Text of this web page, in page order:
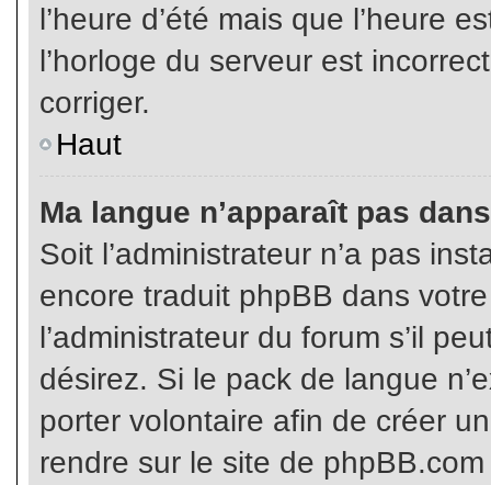
l’heure d’été mais que l’heure
l’horloge du serveur est
corriger.
Haut
Ma langue n’apparaît pas
Soit l’administrateur n’a pas
encore traduit phpBB dans
l’administrateur du forum s’il
désirez. Si le pack de langue
porter volontaire afin de créer
rendre sur le site de